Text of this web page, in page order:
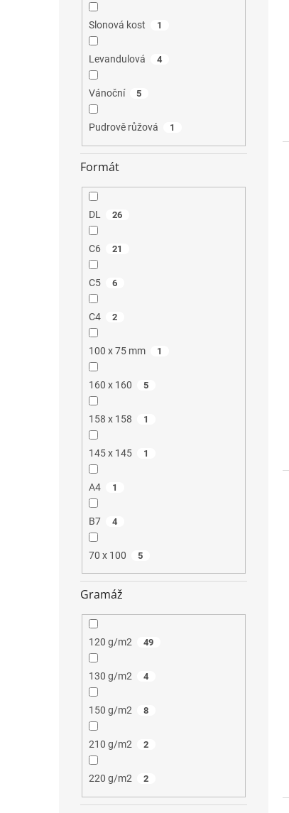
Slonová kost 1
Levandulová 4
Vánoční 5
Pudrově růžová 1
Formát
DL 26
C6 21
C5 6
C4 2
100 x 75 mm 1
160 x 160 5
158 x 158 1
145 x 145 1
A4 1
B7 4
70 x 100 5
Gramáž
120 g/m2 49
130 g/m2 4
150 g/m2 8
210 g/m2 2
220 g/m2 2